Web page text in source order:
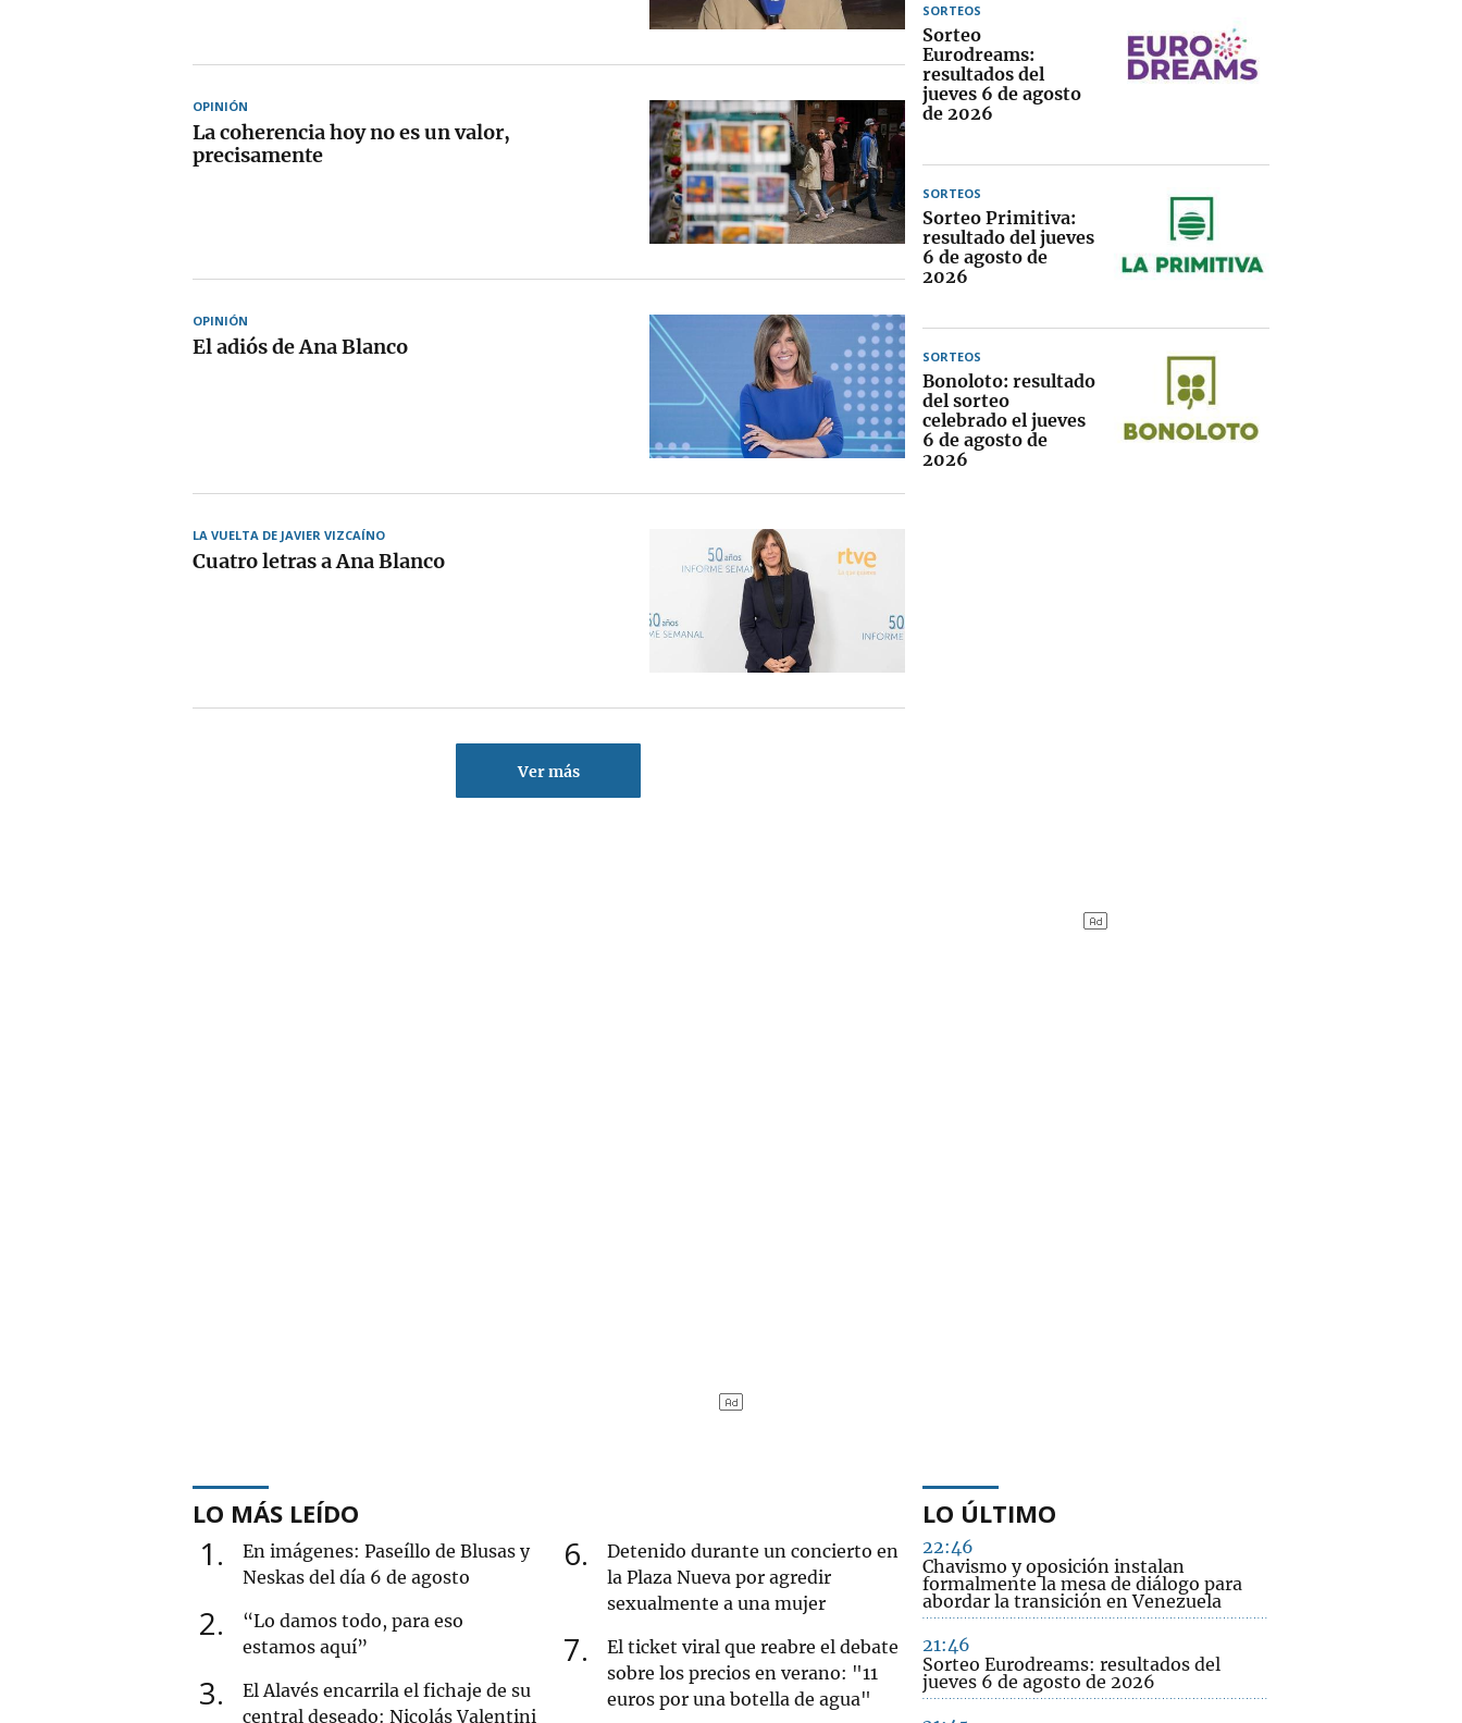
OPINIÓN
La coherencia hoy no es un valor,
precisamente
OPINIÓN
El adiós de Ana Blanco
LA VUELTA DE JAVIER VIZCAÍNO
Cuatro letras a Ana Blanco
Ver más
SORTEOS
Sorteo
Eurodreams:
resultados del
jueves 6 de agosto
de 2026
SORTEOS
Sorteo Primitiva:
resultado del jueves
6 de agosto de
2026
SORTEOS
Bonoloto: resultado
del sorteo
celebrado el jueves
6 de agosto de
2026
LO MÁS LEÍDO
1
En imágenes: Paseíllo de Blusas y
Neskas del día 6 de agosto
2
“Lo damos todo, para eso
estamos aquí”
3
El Alavés encarrila el fichaje de su
central deseado: Nicolás Valentini
6
Detenido durante un concierto en
la Plaza Nueva por agredir
sexualmente a una mujer
7
El ticket viral que reabre el debate
sobre los precios en verano: "11
euros por una botella de agua"
LO ÚLTIMO
22:46
Chavismo y oposición instalan
formalmente la mesa de diálogo para
abordar la transición en Venezuela
21:46
Sorteo Eurodreams: resultados del
jueves 6 de agosto de 2026